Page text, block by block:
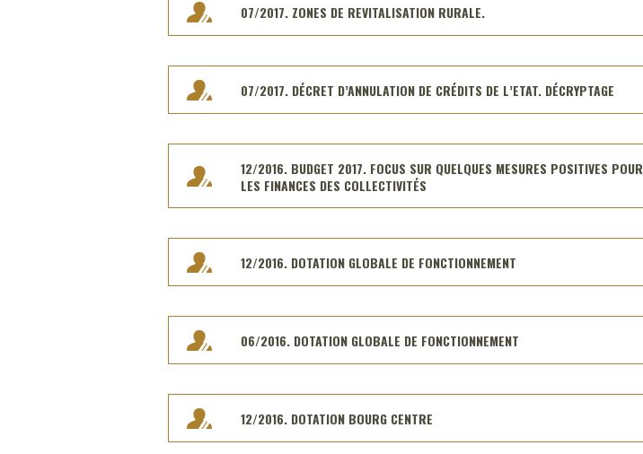
07/2017. ZONES DE REVITALISATION RURALE.
07/2017. DÉCRET D’ANNULATION DE CRÉDITS DE L’ETAT. DÉCRYPTAGE
12/2016. BUDGET 2017. FOCUS SUR QUELQUES MESURES POSITIVES POUR
LES FINANCES DES COLLECTIVITÉS
12/2016. DOTATION GLOBALE DE FONCTIONNEMENT
06/2016. DOTATION GLOBALE DE FONCTIONNEMENT
12/2016. DOTATION BOURG CENTRE